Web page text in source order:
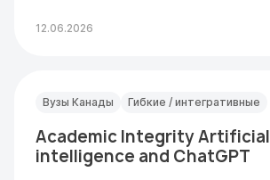
12.06.2026
Вузы Канады Гибкие / интегративные
Academic Integrity Artificial
intelligence and ChatGPT